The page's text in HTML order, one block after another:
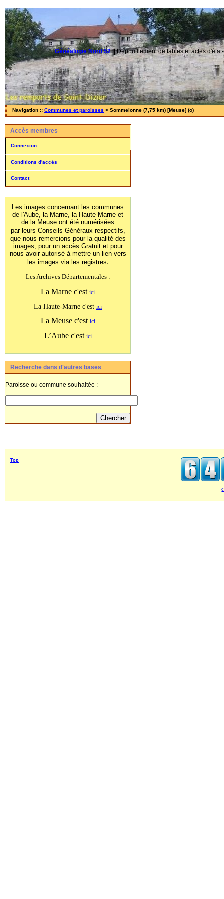
Généalogie Nord 52||Dépouillement de tables et actes
Navigation :: Communes et paroisses > Sommelonne (7,75 km) [Meuse] (o)
Accès membres
Connexion
Conditions d'accès
Contact
Les images concernant les communes
de l'Aube, la Marne, la Haute Marne et
de la Meuse ont été numérisées
par leurs Conseils Généraux respectifs,
que nous remercions pour la qualité des
images, pour un accès Gratuit et pour
nous avoir autorisé à mettre un lien vers
les images via les registres.
Les Archives Départementales :
La Marne c'est ici
La Haute-Marne c'est ici
La Meuse c'est ici
L’Aube c'est ici
Recherche dans d'autres bases
Paroisse ou commune souhaitée :
Top